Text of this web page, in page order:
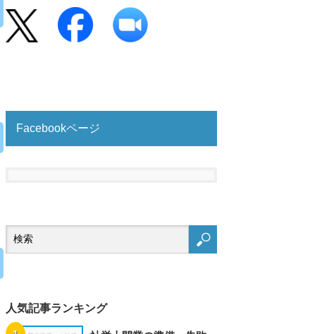
Facebookページ
人気記事ランキング